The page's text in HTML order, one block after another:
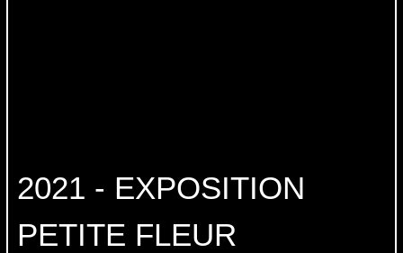
2021 - EXPOSITION
PETITE FLEUR